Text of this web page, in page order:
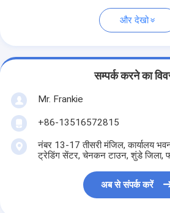
और देखो
सम्पर्क करने का
Mr. Frankie
+86-13516572815
नंबर 13-17 तीसरी मंजिल, कार्यालय
ट्रेडिंग सेंटर, चेनकन टाउन, शुंडे जिला,
अब से संपर्क करें